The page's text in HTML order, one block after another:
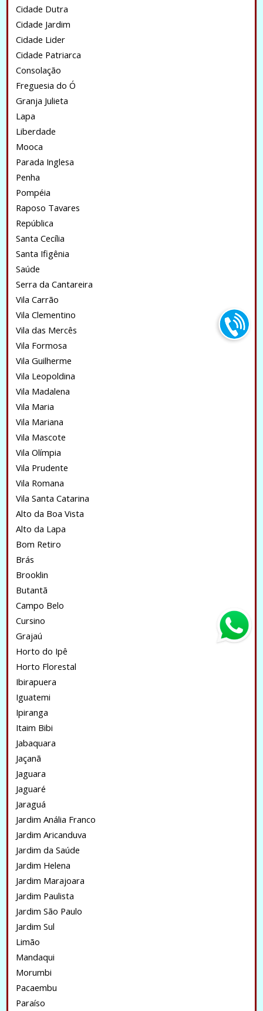
Cidade Dutra
Cidade Jardim
Cidade Lider
Cidade Patriarca
Consolação
Freguesia do Ó
Granja Julieta
Lapa
Liberdade
Mooca
Parada Inglesa
Penha
Pompéia
Raposo Tavares
República
Santa Cecília
Santa Ifigênia
Saúde
Serra da Cantareira
Vila Carrão
Vila Clementino
Vila das Mercês
Vila Formosa
Vila Guilherme
Vila Leopoldina
Vila Madalena
Vila Maria
Vila Mariana
Vila Mascote
Vila Olímpia
Vila Prudente
Vila Romana
Vila Santa Catarina
Alto da Boa Vista
Alto da Lapa
Bom Retiro
Brás
Brooklin
Butantã
Campo Belo
Cursino
Grajaú
Horto do Ipê
Horto Florestal
Ibirapuera
Iguatemi
Ipiranga
Itaim Bibi
Jabaquara
Jaçanã
Jaguara
Jaguaré
Jaraguá
Jardim Anália Franco
Jardim Aricanduva
Jardim da Saúde
Jardim Helena
Jardim Marajoara
Jardim Paulista
Jardim São Paulo
Jardim Sul
Limão
Mandaqui
Morumbi
Pacaembu
Paraíso